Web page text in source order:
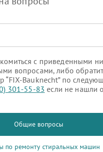
с приведенными
вопросами, либо
“FIX-Bauknecht” по
301-55-83 если не нашли
Общие вопросы
по ремонту стиральных машин